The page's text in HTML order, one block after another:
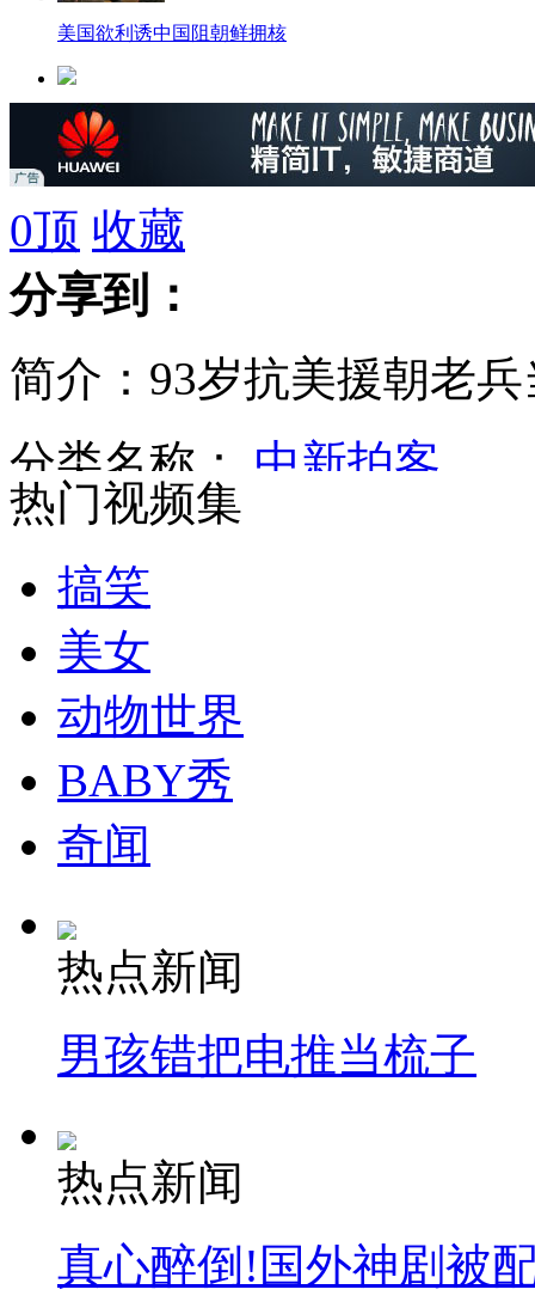
美国欲利诱中国阻朝鲜拥核
中国大熊猫在比利时动物园正式亮相
色狼公交站偷拍女子裙底被逮现行
老人昏迷二十天 唱着《东方红》醒来
小伙抢劫2000块 用的竟是玩具枪
美军事基地指挥官描述枪击事件经过
男友疯狂施虐堵门 女子被逼从3楼跳下
山西运城恶犬咬伤多人 警民合力深夜将其击毙
女孩北京地铁殴打老人 痛下狠手拳打脚踢
无痛分娩是否安全 医生回应
外交部：有关国家言论片面不公正
0顶 收藏
分享到：
简介：93岁抗美援朝老
分类名称： 中新拍客
热门视频集
搞笑
美女
动物世界
BABY秀
奇闻
热点新闻
男孩错把电推当梳子
热点新闻
真心醉倒!国外神剧被